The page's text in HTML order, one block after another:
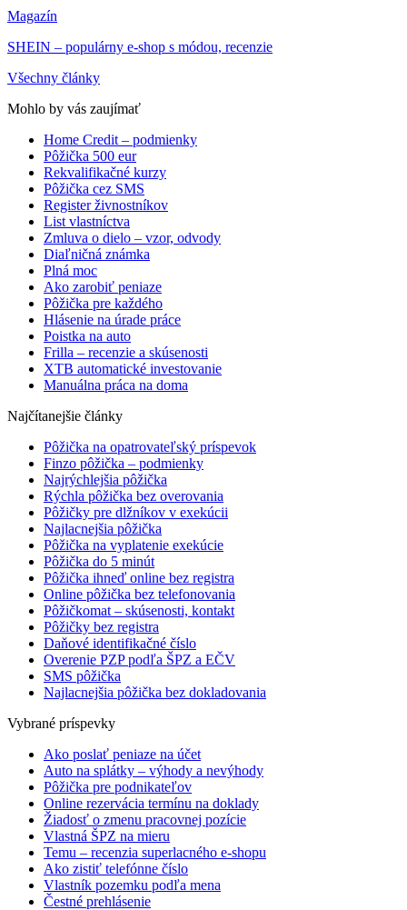
Magazín
SHEIN – populárny e-shop s módou, recenzie
Všechny články
Mohlo by vás zaujímať
Home Credit – podmienky
Pôžička 500 eur
Rekvalifikačné kurzy
Pôžička cez SMS
Register živnostníkov
List vlastníctva
Zmluva o dielo – vzor, odvody
Diaľničná známka
Plná moc
Ako zarobiť peniaze
Pôžička pre každého
Hlásenie na úrade práce
Poistka na auto
Frilla – recenzie a skúsenosti
XTB automatické investovanie
Manuálna práca na doma
Najčítanejšie články
Pôžička na opatrovateľský príspevok
Finzo pôžička – podmienky
Najrýchlejšia pôžička
Rýchla pôžička bez overovania
Pôžičky pre dlžníkov v exekúcii
Najlacnejšia pôžička
Pôžička na vyplatenie exekúcie
Pôžička do 5 minút
Pôžička ihneď online bez registra
Online pôžička bez telefonovania
Pôžičkomat – skúsenosti, kontakt
Pôžičky bez registra
Daňové identifikačné číslo
Overenie PZP podľa ŠPZ a EČV
SMS pôžička
Najlacnejšia pôžička bez dokladovania
Vybrané príspevky
Ako poslať peniaze na účet
Auto na splátky – výhody a nevýhody
Pôžička pre podnikateľov
Online rezervácia termínu na doklady
Žiadosť o zmenu pracovnej pozície
Vlastná ŠPZ na mieru
Temu – recenzia superlacného e-shopu
Ako zistiť telefónne číslo
Vlastník pozemku podľa mena
Čestné prehlásenie